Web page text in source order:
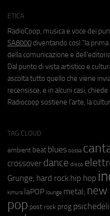
ETICA
RadioCoop, musica e voce dei
SA8000 diventando così "la
della comunicazione e
Dal punto di vista artistico e
ascolta tutto quello che viene
recensisce, e in alcuni casi,
Radiocoop sostiene l'arte, la
TAG CLOUD
ambient beat blues bossa
crossover dance disco
Grunge; hard rock hip hop
kimura laPOP lounge metal; new
pop post rock prog